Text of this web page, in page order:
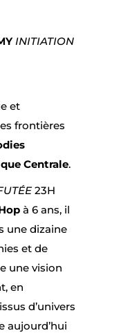
INITIATION
et
frontières
Centrale.
ÉE23H
à 6 ans, il
une dizaine
et de
une vision
en
d’univers
aujourd’hui